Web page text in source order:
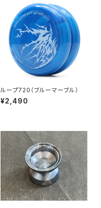
ループ720（ブルーマーブル）
¥2,490